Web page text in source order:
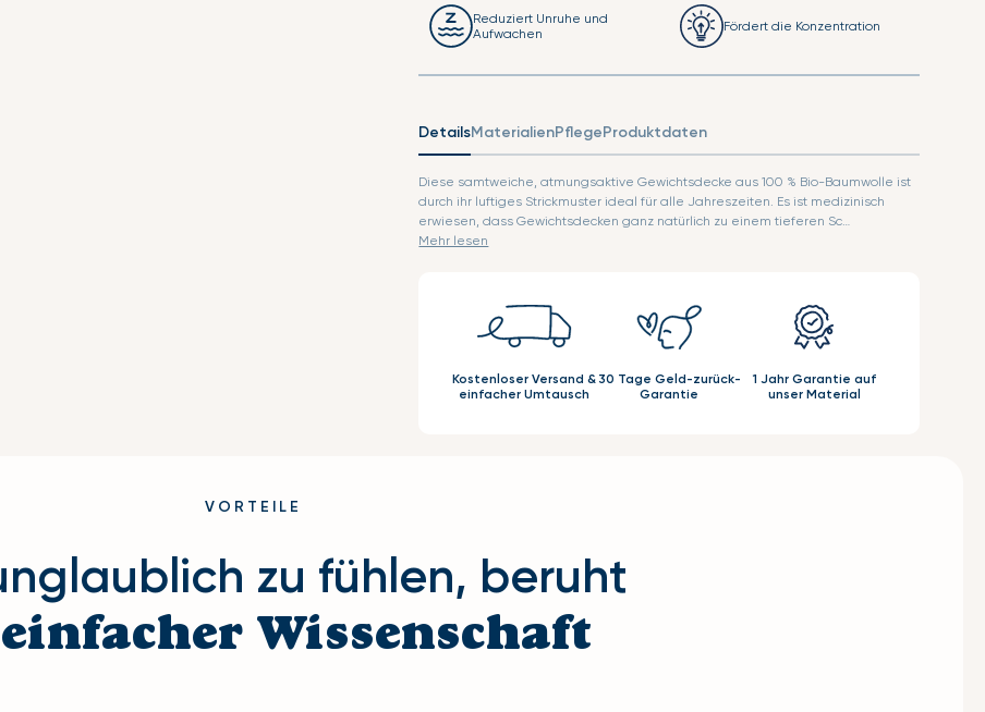
Reduziert Unruhe und
Aufwachen
Fördert die Konzentration
DetailsMaterialienPflegeProduktdaten
Diese samtweiche, atmungsaktive Gewichtsdecke aus 100 % Bio-Baumwolle ist
durch ihr luftiges Strickmuster ideal für alle Jahreszeiten. Es ist medizinisch
erwiesen, dass Gewichtsdecken ganz natürlich zu einem tieferen Sc…
Mehr lesen
Kostenloser Versand &
einfacher Umtausch
30 Tage Geld-zurück-
Garantie
1 Jahr Garantie auf
unser Material
VORTEILE
zu fühlen, beruht
einfacher Wissenschaft